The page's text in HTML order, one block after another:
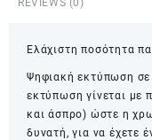
Αριστομένης
quantity
REVIEWS (0)
Ελάχιστη ποσότητα
Ψηφιακή εκτύπωση
εκτύπωση γίνεται με
και άσπρο) ώστε η
δυνατή, για να έχετε